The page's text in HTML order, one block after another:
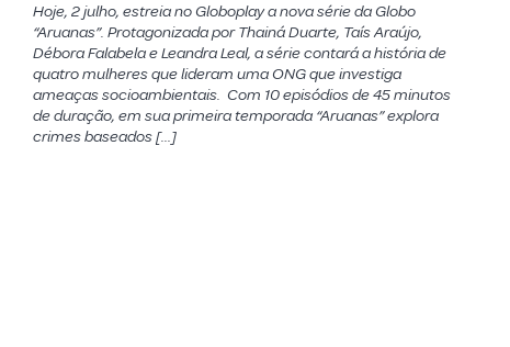
Hoje, 2 julho, estreia no Globoplay a nova série da Globo
“Aruanas”. Protagonizada por Thainá Duarte, Taís Araújo,
Débora Falabela e Leandra Leal, a série contará a história de
quatro mulheres que lideram uma ONG que investiga
ameaças socioambientais. Com 10 episódios de 45 minutos
de duração, em sua primeira temporada “Aruanas” explora
crimes baseados […]